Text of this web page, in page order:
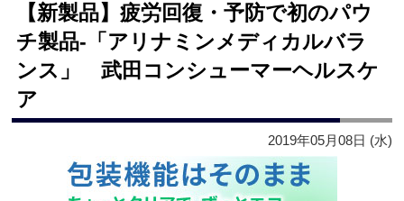
【新製品】疲労回復・予防で初のパウ
チ製品‐「アリナミンメディカルバラ
ンス」 武田コンシューマーヘルスケ
ア
2019年05月08日 (水)